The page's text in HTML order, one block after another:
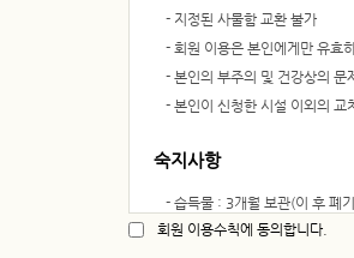
- 지정된 사물함 교환 불가
- 회원 이용은 본인에게만 유효
- 본인의 부주의 및 건강상의 문
- 본인이 신청한 시설 이외의 교
숙지사항
- 습득물 : 3개월 보관(이 후 폐
회원 이용수칙에 동의합니다.